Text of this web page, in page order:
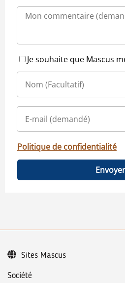
Je souhaite que Mascus
Politique de confidentialité
Envoyer
Société
Sites Mascus